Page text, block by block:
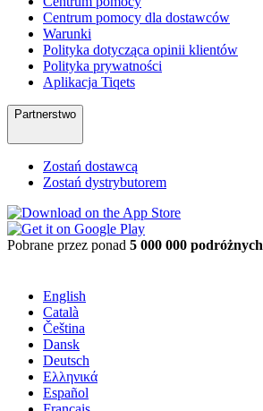
Centrum pomocy dla dostawców
Warunki
Polityka dotycząca opinii klientów
Polityka prywatności
Aplikacja Tiqets
Partnerstwo
Zostań dostawcą
Zostań dystrybutorem
Pobrane przez ponad 5 000 000 podróżnych
English
Català
Čeština
Dansk
Deutsch
Ελληνικά
Español